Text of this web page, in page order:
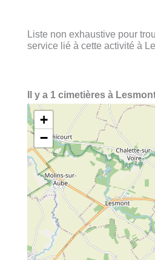
Liste non exhaustive pour
service lié à cette activité à
Il y a 1 cimetières à
+
−